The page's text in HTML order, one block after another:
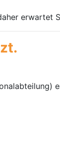
erwartet